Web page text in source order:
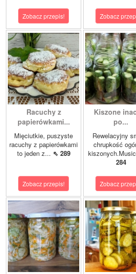
Zobacz przepis! Zobacz
Racuchy z
papierówkami...
Mięciutkie, puszyste
racuchy z papierówkami
to jeden z... ⇖ 289
Zobacz przepis!
Kiszone
po...
Rewelacyjny
chrupkość
284
Zobacz